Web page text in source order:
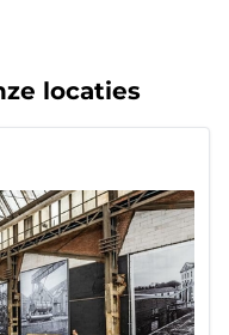
locaties